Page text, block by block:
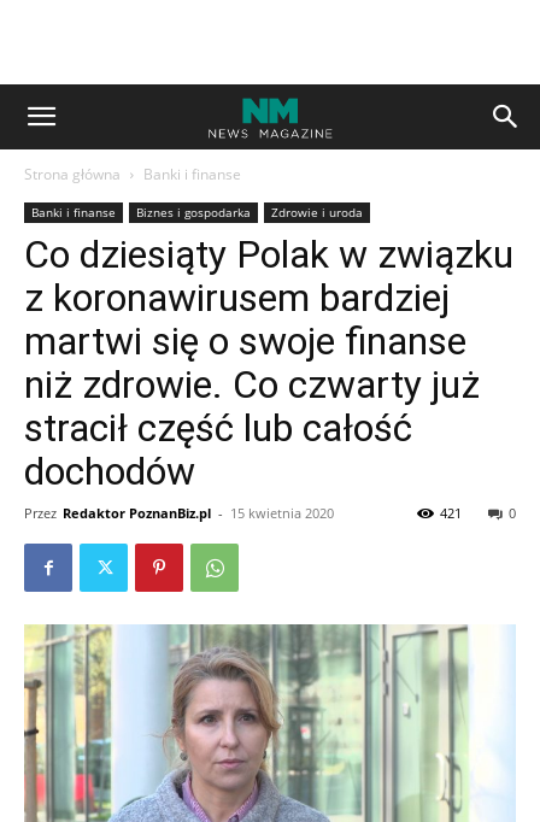
Strona główna Banki i finanse
Banki i finanse Biznes i gospodarka Zdrowie i uroda
Co dziesiąty Polak w związku
z koronawirusem bardziej
martwi się o swoje finanse
niż zdrowie. Co czwarty już
stracił część lub całość
dochodów
Przez Redaktor PoznanBiz.pl - 15 kwietnia 2020 0
421